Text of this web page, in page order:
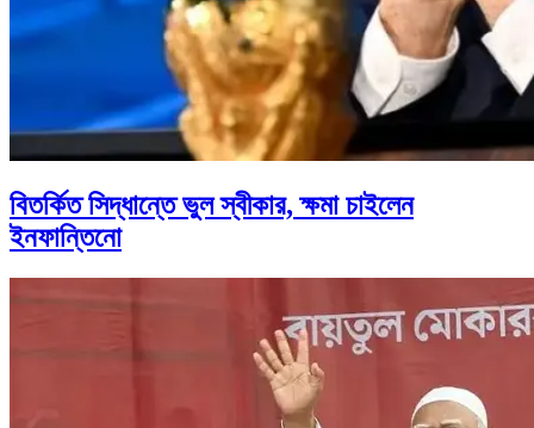
বিতর্কিত সিদ্ধান্তে ভুল স্বীকার, ক্ষমা চাইলেন
ইনফান্তিনো